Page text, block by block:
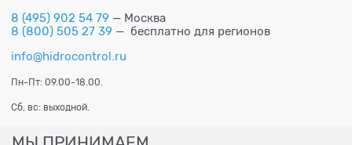
8 (495) 902 54 79 — Москва
8 (800) 505 27 39 — бесплатно для регионов
info@hidrocontrol.ru
Пн-Пт: 09.00-18.00.
Сб, вс: выходной.